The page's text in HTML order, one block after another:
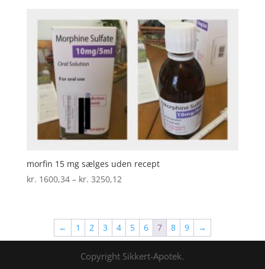
kr. 2456,78
morfin 15 mg sælges uden recept
kr. 1600,34 – kr. 3250,12Prisinterval:
kr. 3250,12
← 1 2 3 4 5 6 7 8 9 →
Copyright Sikkert-Apotek.